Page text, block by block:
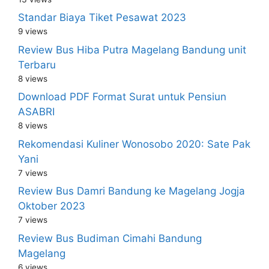
Standar Biaya Tiket Pesawat 2023
9 views
Review Bus Hiba Putra Magelang Bandung unit
Terbaru
8 views
Download PDF Format Surat untuk Pensiun
ASABRI
8 views
Rekomendasi Kuliner Wonosobo 2020: Sate Pak
Yani
7 views
Review Bus Damri Bandung ke Magelang Jogja
Oktober 2023
7 views
Review Bus Budiman Cimahi Bandung
Magelang
6 views